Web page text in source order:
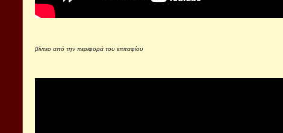
βίντεο από την περιφορά του επιταφίου